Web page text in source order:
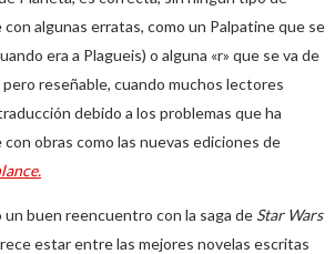
algunas erratas, como un Palpatine que se
era a Plagueis) o alguna «r» que se va de
pero reseñable, cuando muchos lectores
debido a los problemas que ha
obras como las nuevas ediciones de
un buen reencuentro con la saga de Star Wars
estar entre las mejores novelas escritas